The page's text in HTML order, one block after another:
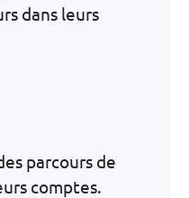
dans leurs
parcours de
comptes.